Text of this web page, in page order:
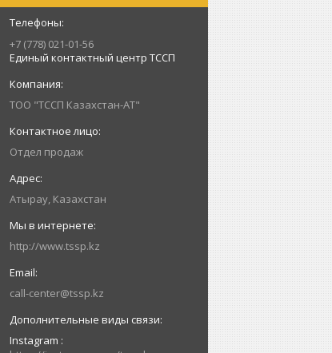
+7 (778) 021-01-56
Единый контактный центр ТССП
ТОО "ТССП Казахстан-АТ"
Отдел продаж
Атырау, Казахстан
http://www.tssp.kz
call-center@tssp.kz
Instagram